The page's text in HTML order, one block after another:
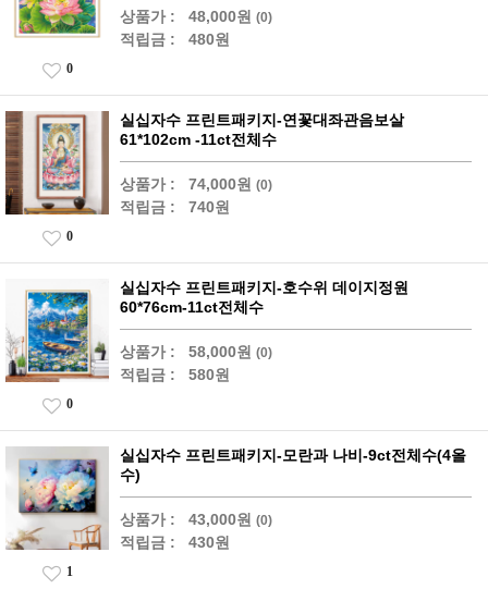
상품가 : 48,000원 (0)
적립금 : 480원
0
실십자수 프린트패키지-연꽃대좌관음보살
61*102cm -11ct전체수
상품가 : 74,000원 (0)
적립금 : 740원
0
실십자수 프린트패키지-호수위 데이지정원
60*76cm-11ct전체수
상품가 : 58,000원 (0)
적립금 : 580원
0
실십자수 프린트패키지-모란과 나비-9ct전체수(4올
수)
상품가 : 43,000원 (0)
적립금 : 430원
1